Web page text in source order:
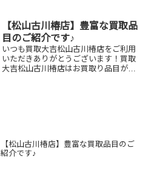
断られたものや、片手でお持ちいただ
けるものならお買取りできるお品が...
【松山古川椿店】豊富な買取品
目のご紹介です♪
いつも買取大吉松山古川椿店をご利用
いただきありがとうございます！買取
大吉松山古川椿店はお買取り品目が豊
【松山古川椿店】豊富な買取品目のご
紹介です♪